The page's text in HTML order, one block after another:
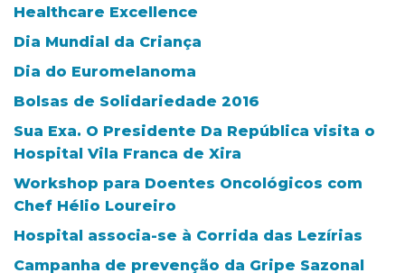
Healthcare Excellence
Dia Mundial da Criança
Dia do Euromelanoma
Bolsas de Solidariedade 2016
Sua Exa. O Presidente Da República visita o
Hospital Vila Franca de Xira
Workshop para Doentes Oncológicos com
Chef Hélio Loureiro
Hospital associa-se à Corrida das Lezírias
Campanha de prevenção da Gripe Sazonal